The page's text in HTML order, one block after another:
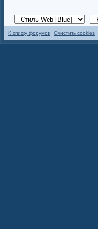
К списку форумов Очистить cookies